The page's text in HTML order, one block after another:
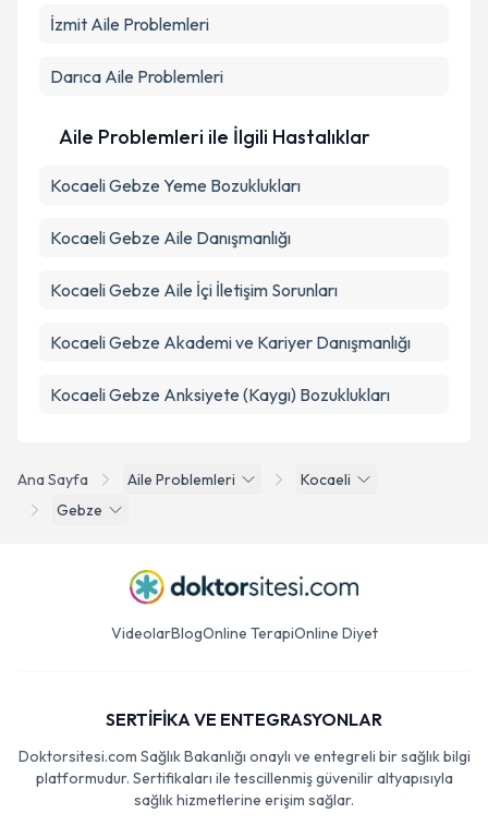
Ana Sayfa Aile Problemleri
Kocaeli
Gebze
İzmit Aile Problemleri
Darıca Aile Problemleri
Aile Problemleri ile İlgili Hastalıklar
Kocaeli Gebze Yeme Bozuklukları
Kocaeli Gebze Aile Danışmanlığı
Kocaeli Gebze Aile İçi İletişim Sorunları
Kocaeli Gebze Akademi ve Kariyer Danışmanlığı
Kocaeli Gebze Anksiyete (Kaygı) Bozuklukları
VideolarBlogOnline TerapiOnline Diyet
SERTİFİKA VE ENTEGRASYONLAR
Doktorsitesi.com Sağlık Bakanlığı onaylı ve entegreli bir sağlık bilgi
platformudur. Sertifikaları ile tescillenmiş güvenilir altyapısıyla
sağlık hizmetlerine erişim sağlar.